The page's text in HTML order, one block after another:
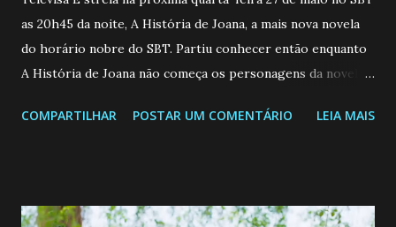
as 20h45 da noite, A História de Joana, a mais nova novela
do horário nobre do SBT. Partiu conhecer então enquanto
A História de Joana não começa os personagens da novela?
de 25/05/26 a 31/05/26 JOANA GUADALUPE (Camila
permanecer virgem até encontrar o homem que realmente
COMPARTILHAR POSTAR UM COMENTÁRIO LEIA MAIS